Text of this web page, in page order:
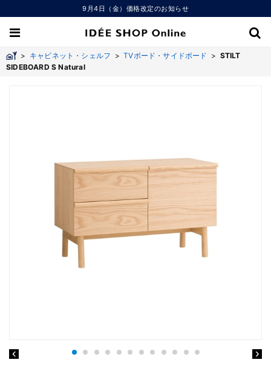
9月4日（金）価格改定のお知らせ
> キャビネット・シェルフ >TVボード・サイドボード > STILT
SIDEBOARD S Natural